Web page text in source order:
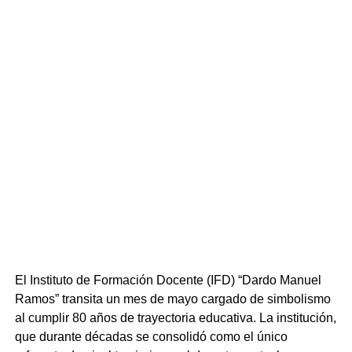
El Instituto de Formación Docente (IFD) “Dardo Manuel
Ramos” transita un mes de mayo cargado de simbolismo
al cumplir 80 años de trayectoria educativa. La institución,
que durante décadas se consolidó como el único